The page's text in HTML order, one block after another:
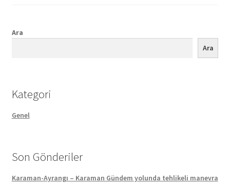
Ara
Ara
Kategori
Genel
Son Gönderiler
Karaman-Ayrangı – Karaman Gündem yolunda tehlikeli manevra